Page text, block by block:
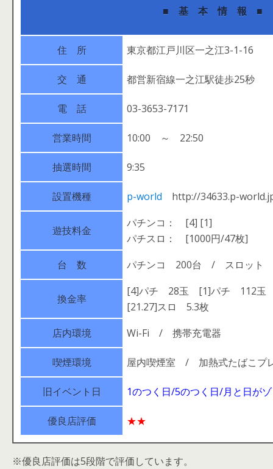
■ 基 本 情 報 ■
住 所 東京都江戸川区一之江3-1-16
交 通 都営新宿線一之江駅徒歩25秒
電 話 03-3653-7171
営業時間 10:00 ～ 22:50
抽選時間 9:35
設置機種 p-world http://34633.p-
遊技料金
パチンコ： [4] [1]
パチスロ： [1000円/47枚]
台 数
パチンコ 200台 / スロット
換金率
[4]パチ 28玉 [1]パチ 112玉
[21.27]スロ 5.3枚
店内環境
Wi-Fi / 携帯充電器
喫煙環境 屋内喫煙室 / 加熱式たばこプ
旧イベント日 1のつく日/5のつく日/月と日が
優良店評価 ★★
※優良店評価は5段階で評価しています。